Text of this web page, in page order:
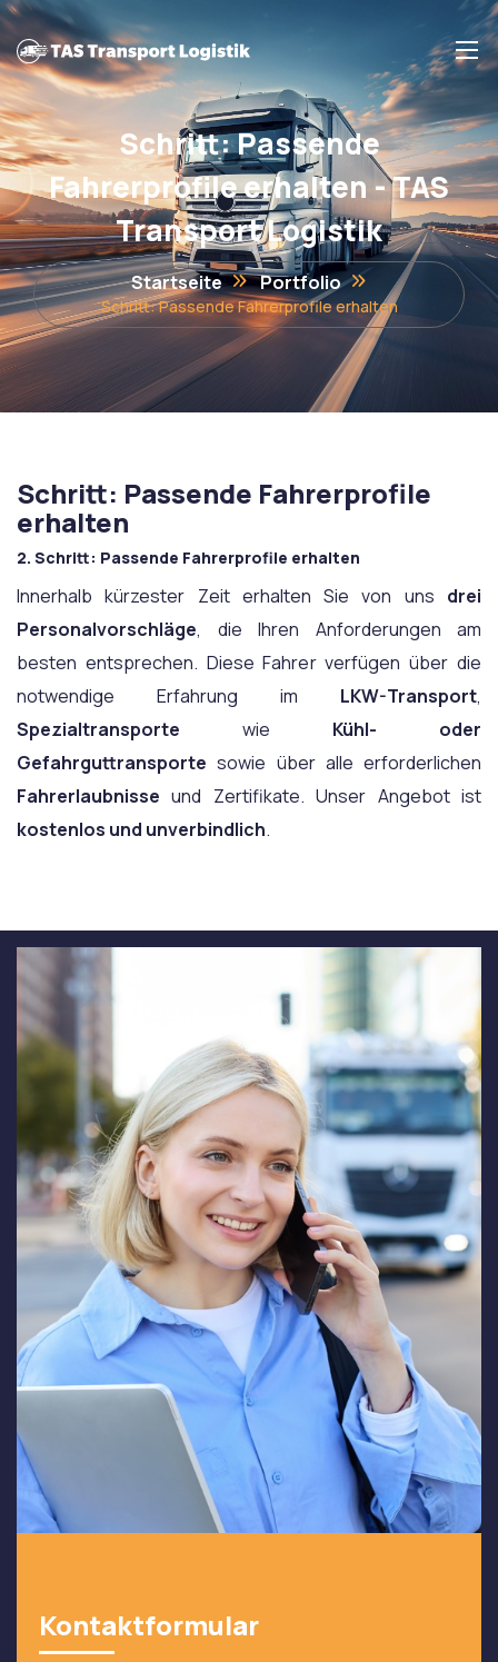
Schritt: Passende
Fahrerprofile erhalten - TAS
Transport Logistik
Startseite Portfolio
Schritt: Passende Fahrerprofile erhalten
Schritt: Passende Fahrerprofile
erhalten
2. Schritt: Passende Fahrerprofile erhalten
Innerhalb kürzester Zeit erhalten Sie von uns drei
Personalvorschläge, die Ihren Anforderungen am
besten entsprechen. Diese Fahrer verfügen über die
notwendige Erfahrung im LKW-Transport,
Spezialtransporte wie Kühl- oder
Gefahrguttransporte sowie über alle erforderlichen
Fahrerlaubnisse und Zertifikate. Unser Angebot ist
kostenlos und unverbindlich.
Kontaktformular